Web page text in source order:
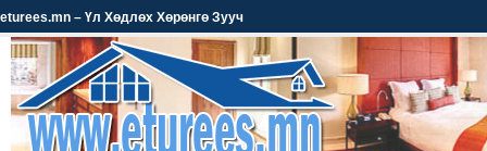
eturees.mn – Үл Хөдлөх Хөрөнгө Зууч